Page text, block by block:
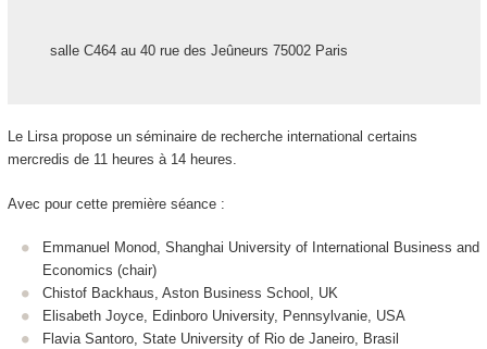
salle C464 au 40 rue des Jeûneurs 75002 Paris
Le Lirsa propose un séminaire de recherche international certains
mercredis de 11 heures à 14 heures.
Avec pour cette première séance :
Emmanuel Monod, Shanghai University of International Business and
Economics (chair)
Chistof Backhaus, Aston Business School, UK
Elisabeth Joyce, Edinboro University, Pennsylvanie, USA
Flavia Santoro, State University of Rio de Janeiro, Brasil